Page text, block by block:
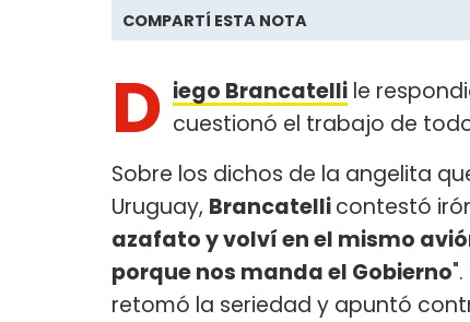
COMPARTÍ ESTA NOTA
D iego Brancatelli le
cuestionó el trabajo de
Sobre los dichos de la angelita
Uruguay, Brancatellicontestó
azafato y volví en el mismo
porque nos manda el Gobierno
retomó la seriedad y apuntó